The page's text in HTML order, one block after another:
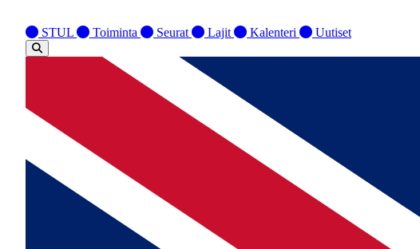
STUL Toiminta Seurat Lajit Kalenteri Uutiset